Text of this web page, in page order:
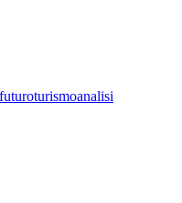
futuroturismoanalisi